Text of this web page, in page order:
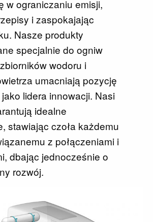
w ograniczaniu emisji,
i zaspokajając
Nasze produkty
specjalnie do ogniw
wodoru i
umacniają pozycję
lidera innowacji. Nasi
idealne
stawiając czoła każdemu
z połączeniami i
dbając jednocześnie o
rozwój.